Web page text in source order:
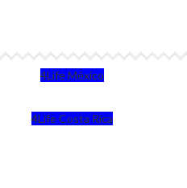
4Life México
4Life Costa Rica